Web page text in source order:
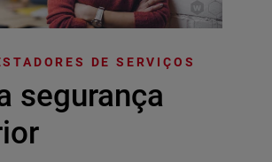
DE SERVIÇOS
segurança